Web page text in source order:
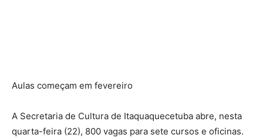
Aulas começam em fevereiro
A Secretaria de Cultura de Itaquaquecetuba abre, nesta
quarta-feira (22), 800 vagas para sete cursos e oficinas.